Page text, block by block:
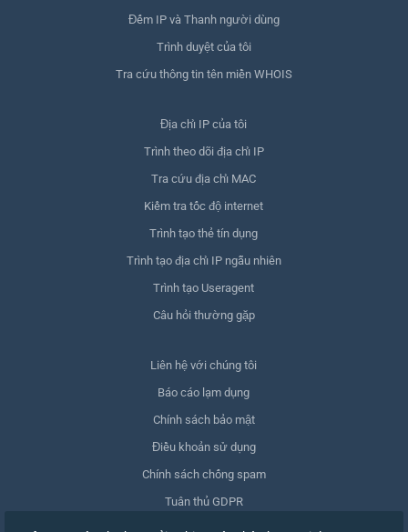
Đếm IP và Thanh người dùng
Trình duyệt của tôi
Tra cứu thông tin tên miền WHOIS
Địa chỉ IP của tôi
Trình theo dõi địa chỉ IP
Tra cứu địa chỉ MAC
Kiểm tra tốc độ internet
Trình tạo thẻ tín dụng
Trình tạo địa chỉ IP ngẫu nhiên
Trình tạo Useragent
Câu hỏi thường gặp
Liên hệ với chúng tôi
Báo cáo lạm dụng
Chính sách bảo mật
Điều khoản sử dụng
Chính sách chống spam
Tuân thủ GDPR
Xóa dữ liệu của tôi